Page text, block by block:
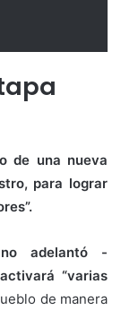
de una nueva
para lograr
adelantó -
“varias
de manera